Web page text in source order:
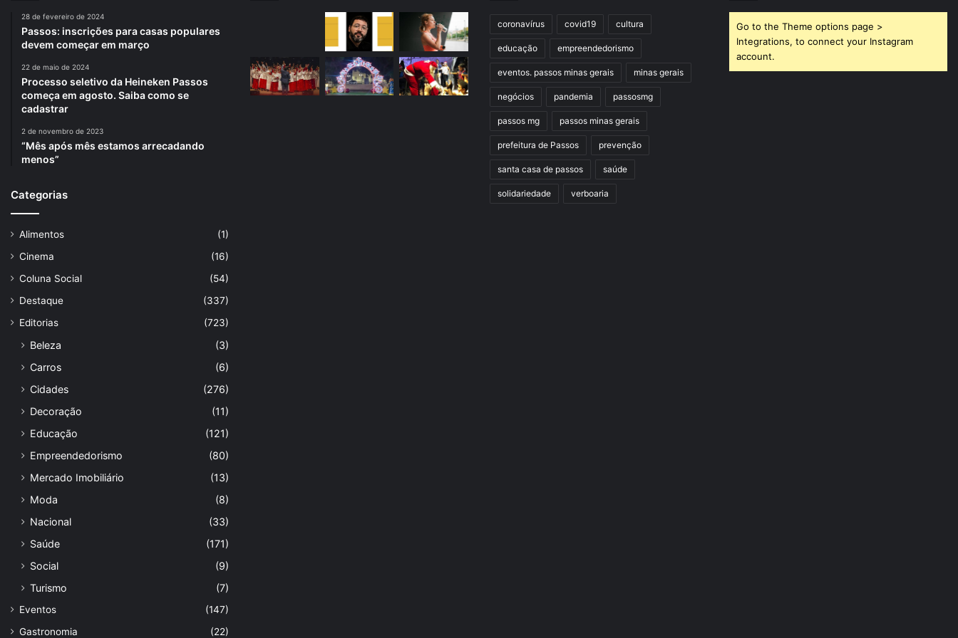
28 de fevereiro de 2024
Passos: inscrições para casas populares
devem começar em março
22 de maio de 2024
Processo seletivo da Heineken Passos
começa em agosto. Saiba como se
cadastrar
2 de novembro de 2023
“Mês após mês estamos arrecadando
menos”
Categorias
Alimentos
(1)
Cinema
(16)
Coluna Social
(54)
Destaque
(337)
Editorias
(723)
Beleza
(3)
Carros
(6)
Cidades
(276)
Decoração
(11)
Educação
(121)
Empreendedorismo
(80)
Mercado Imobiliário
(13)
Moda
(8)
Nacional
(33)
Saúde
(171)
Social
(9)
Turismo
(7)
Eventos
(147)
Gastronomia
(22)
coronavírus covid19 cultura
educação empreendedorismo
eventos. passos minas gerais minas gerais
negócios pandemia passosmg
passos mg passos minas gerais
prefeitura de Passos prevenção
santa casa de passos saúde
solidariedade verboaria
Go to the Theme options page >
Integrations, to connect your Instagram
account.